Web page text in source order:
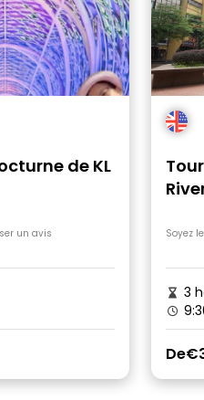
de KL
un avis Soyez
3
De